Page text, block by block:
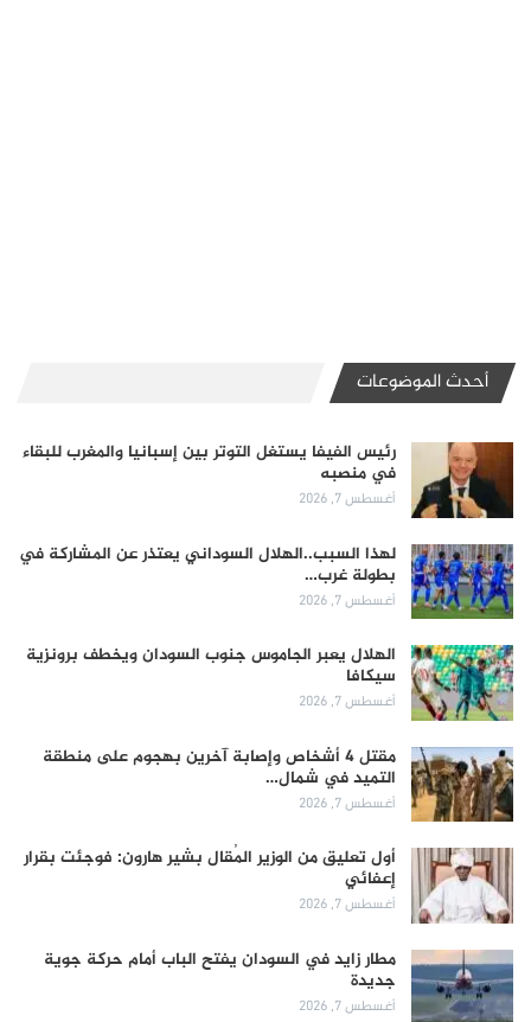
أحدث الموضوعات
رئيس الفيفا يستغل التوتر بين إسبانيا والمغرب للبقاء
في منصبه
أغسطس 7, 2026
لهذا السبب..الهلال السوداني يعتذر عن المشاركة في
بطولة غرب…
أغسطس 7, 2026
الهلال يعبر الجاموس جنوب السودان ويخطف برونزية
سيكافا
أغسطس 7, 2026
مقتل 4 أشخاص وإصابة آخرين بهجوم على منطقة
التميد في شمال…
أغسطس 7, 2026
أول تعليق من الوزير المُقال بشير هارون: فوجئت بقرار
إعفائي
أغسطس 7, 2026
مطار زايد في السودان يفتح الباب أمام حركة جوية
جديدة
أغسطس 7, 2026